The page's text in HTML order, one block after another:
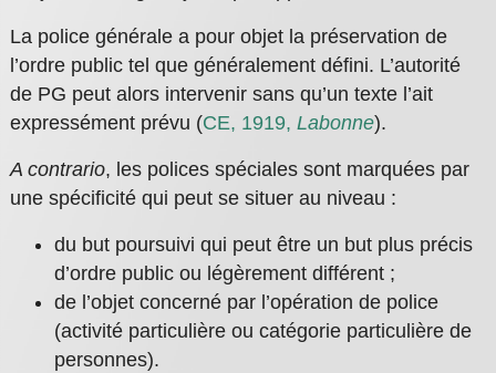
La police générale a pour objet la préservation de
l’ordre public tel que généralement défini. L’autorité
de PG peut alors intervenir sans qu’un texte l’ait
expressément prévu (CE, 1919, Labonne).
A contrario, les polices spéciales sont marquées par
une spécificité qui peut se situer au niveau :
du but poursuivi qui peut être un but plus précis
d’ordre public ou légèrement différent ;
de l’objet concerné par l’opération de police
(activité particulière ou catégorie particulière de
personnes).